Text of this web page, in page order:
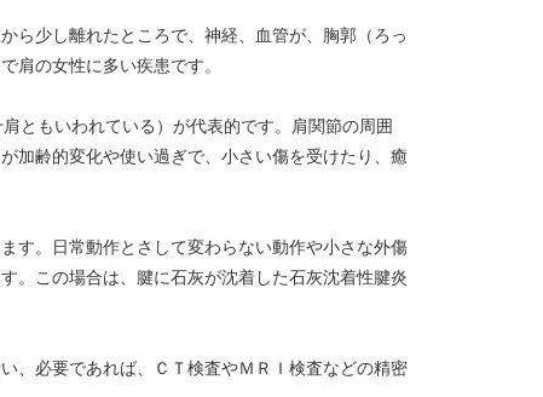
ら少し離れたところで、神経、血管が、胸郭（ろっ
肩の女性に多い疾患です。
ともいわれている）が代表的です。肩関節の周囲
加齢的変化や使い過ぎで、小さい傷を受けたり、癒
す。日常動作とさして変わらない動作や小さな外傷
。この場合は、腱に石灰が沈着した石灰沈着性腱炎
、必要であれば、ＣＴ検査やＭＲＩ検査などの精密